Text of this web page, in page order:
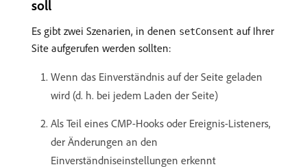
soll
Es gibt zwei Szenarien, in denen setConsent auf Ihrer
Site aufgerufen werden sollten:
Wenn das Einverständnis auf der Seite geladen
wird (d. h. bei jedem Laden der Seite)
Als Teil eines CMP-Hooks oder Ereignis-Listeners,
der Änderungen an den
Einverständniseinstellungen erkennt